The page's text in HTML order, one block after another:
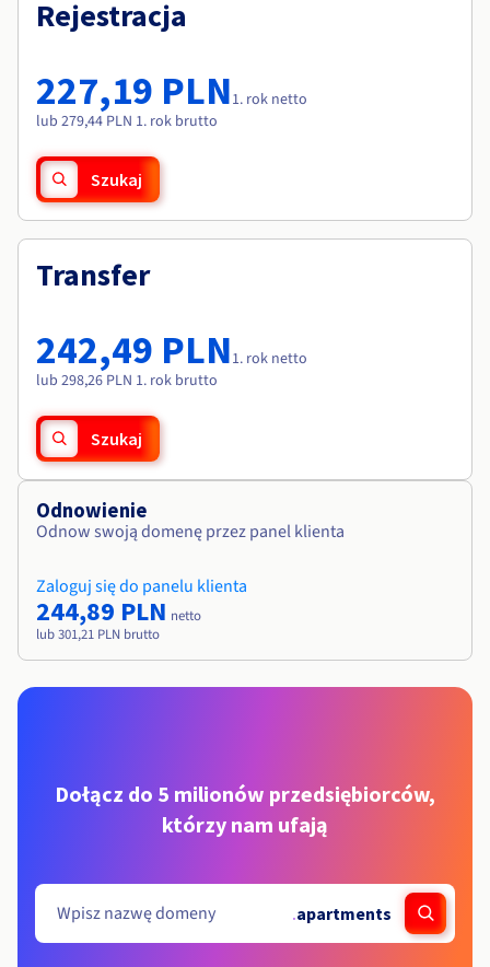
Cennik
Roadmap & Changelog
Monitorowanie
Roadmap & Changelog
Roadmap & Changelog
Roadmap & Changelog
Roadmap & Changelog
Rejestracja
227,19 PLN1. rok netto
lub 279,44 PLN 1. rok brutto
Szukaj
Transfer
242,49 PLN1. rok netto
lub 298,26 PLN 1. rok brutto
Szukaj
Odnowienie
Odnow swoją domenę przez panel klienta
Zaloguj się do panelu klienta
244,89 PLN netto
lub 301,21 PLN brutto
Dołącz do 5 milionów przedsiębiorców,
którzy nam ufają
.apartments